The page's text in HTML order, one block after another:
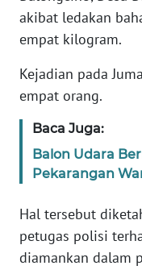
akibat ledakan
empat kilogram.
Kejadian pada
empat orang.
Baca Juga:
Balon Udara
Pekarangan
Hal tersebut
petugas polisi
diamankan dalam
REDAKSI
DISCLAIMER
Regional
WN